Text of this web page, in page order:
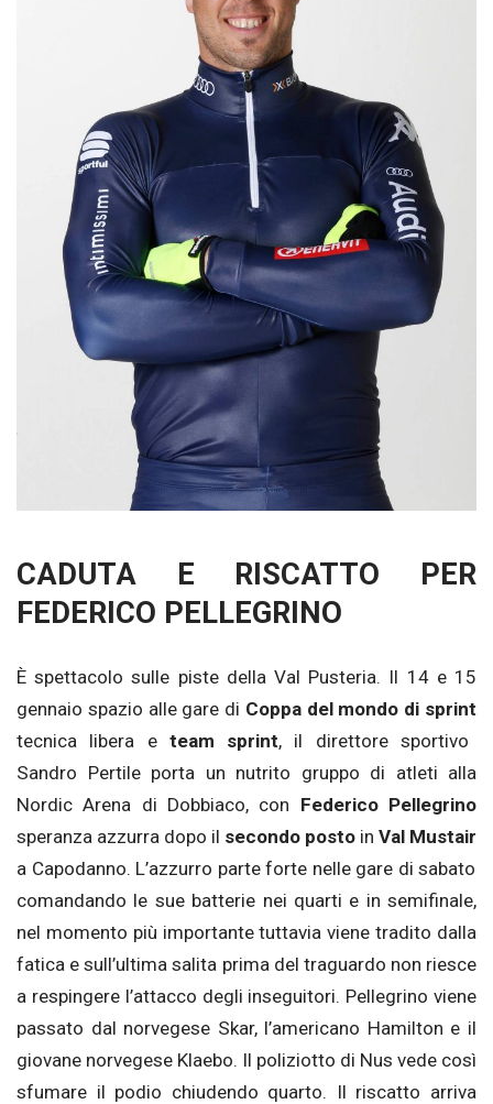
CADUTA E RISCATTO PER
FEDERICO PELLEGRINO
È spettacolo sulle piste della Val Pusteria. Il 14 e 15
gennaio spazio alle gare di Coppa del mondo di sprint
tecnica libera e team sprint, il direttore sportivo
Sandro Pertile porta un nutrito gruppo di atleti alla
Nordic Arena di Dobbiaco, con Federico Pellegrino
speranza azzurra dopo il secondo posto in Val Mustair
a Capodanno. L’azzurro parte forte nelle gare di sabato
comandando le sue batterie nei quarti e in semifinale,
nel momento più importante tuttavia viene tradito dalla
fatica e sull’ultima salita prima del traguardo non riesce
a respingere l’attacco degli inseguitori. Pellegrino viene
passato dal norvegese Skar, l’americano Hamilton e il
giovane norvegese Klaebo. Il poliziotto di Nus vede così
sfumare il podio chiudendo quarto. Il riscatto arriva